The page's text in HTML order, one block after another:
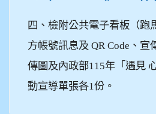
四、檢附公共電子看板（跑
方帳號訊息及 QR Code、宣
傳圖及內政部115年「遇見
動宣導單張各1份。